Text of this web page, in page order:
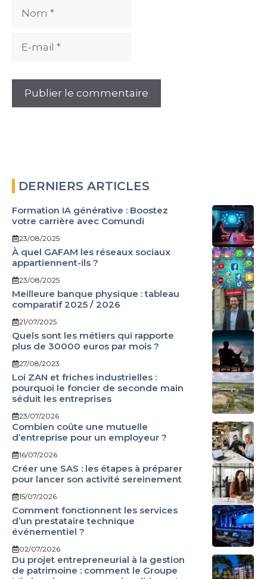
Nom
DERNIERS ARTICLES
Formation IA générative : Boostez
votre carrière avec Comundi
23/08/2025
À quel GAFAM les réseaux sociaux
appartiennent-ils ?
23/08/2025
Meilleure banque physique : tableau
comparatif 2025 / 2026
21/07/2025
Quels sont les métiers qui rapporte
plus de 30000 euros par mois ?
27/08/2023
Loi ZAN et friches industrielles :
pourquoi le foncier de seconde main
séduit les entreprises
23/07/2026
Combien coûte une mutuelle
d’entreprise pour un employeur ?
16/07/2026
Créer une SAS : les étapes à préparer
pour lancer son activité sereinement
15/07/2026
Comment fonctionnent les services
d’un prestataire technique
événementiel ?
02/07/2026
Du projet entrepreneurial à la gestion
de patrimoine : comment le Groupe